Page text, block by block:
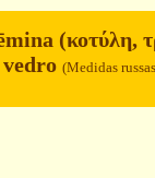
(κοτύλη,
(Medidas